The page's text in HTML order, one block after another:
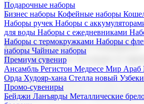
Подарочные наборы
Бизнес наборы Кофейные наборы
Наборы ручек Наборы с
для воды Наборы с ежедневниками
Наборы с термокружками Наборы с
наборы Чайные наборы
Премиум сувенир
Ансамбль Регистон Медресе Мир Араб
Орда Худояр-хана Стелла новый
Промо-сувениры
Бейджи Ланъярды Металлические
Корпоративные подарки
Поставка со склада и
Мы предлагаем широкий выбор
сувениров с логотипом. В нашем
продукцию для бизнеса, мероприятия и